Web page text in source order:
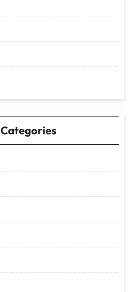
Categories